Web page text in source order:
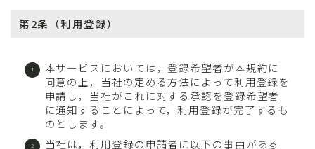
第2条（利用登録）
本サービスにおいては，登録希望者が本規約に
同意の上，当社の定める方法によって利用登録を
申請し，当社がこれに対する承認を登録希望者
に通知することによって，利用登録が完了するも
のとします。
当社は，利用登録の申請者に以下の事由がある